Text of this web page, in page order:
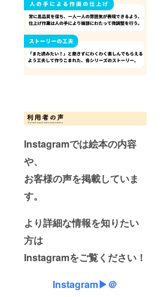
Instagramでは絵本の内容
や、
お客様の声を掲載していま
す。
より詳細な情報を知りたい
方は
Instagramをご覧ください！
Instagram▶︎＠